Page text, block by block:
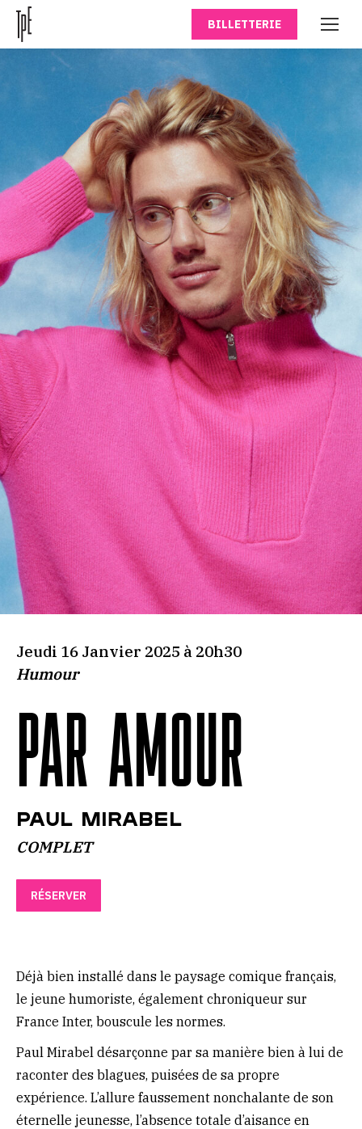
BILLETTERIE
Jeudi 16 Janvier 2025 à 20h30
Humour
PAR AMOUR
Paul Mirabel
COMPLET
RÉSERVER
Déjà bien installé dans le paysage comique français,
le jeune humoriste, également chroniqueur sur
France Inter, bouscule les normes.
Paul Mirabel désarçonne par sa manière bien à lui de
raconter des blagues, puisées de sa propre
expérience. L’allure faussement nonchalante de son
éternelle jeunesse, l’absence totale d’aisance en